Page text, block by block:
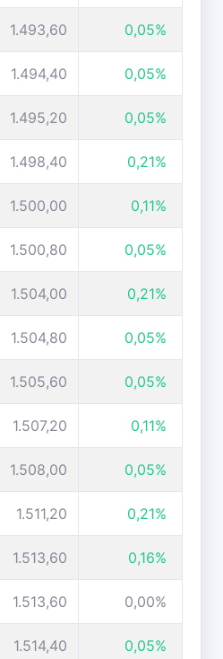
1.493,60 0,05%
1.494,40 0,05%
1.495,20 0,05%
1.498,40 0,21%
1.500,00 0,11%
1.500,80 0,05%
1.504,00 0,21%
1.504,80 0,05%
1.505,60 0,05%
1.507,20 0,11%
1.508,00 0,05%
1.511,20 0,21%
1.513,60 0,16%
1.513,60 0,00%
1.514,40 0,05%